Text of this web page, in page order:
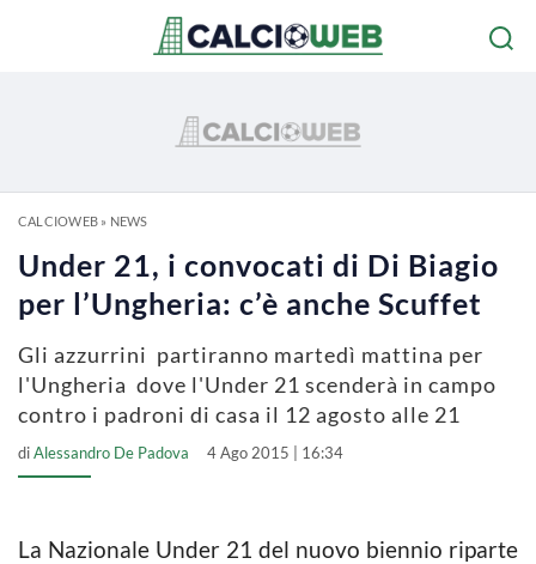
CALCIOWEB» NEWS
Under 21, i convocati di Di Biagio
per l’Ungheria: c’è anche Scuffet
Gli azzurrini partiranno martedì mattina per
l'Ungheria dove l'Under 21 scenderà in campo
contro i padroni di casa il 12 agosto alle 21
diAlessandro De Padova 4 Ago 2015 | 16:34
La Nazionale Under 21 del nuovo biennio riparte